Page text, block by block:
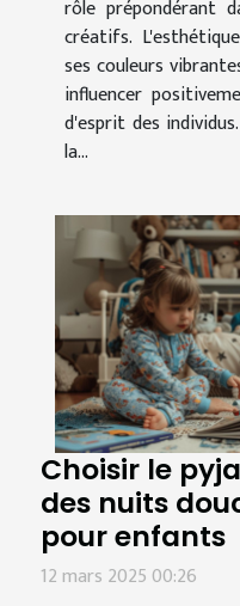
rôle prépondérant
créatifs.
ses couleurs
influencer
d'esprit des
la...
Choisir le
des nuits
pour enfants
12 mars 2025 00:26